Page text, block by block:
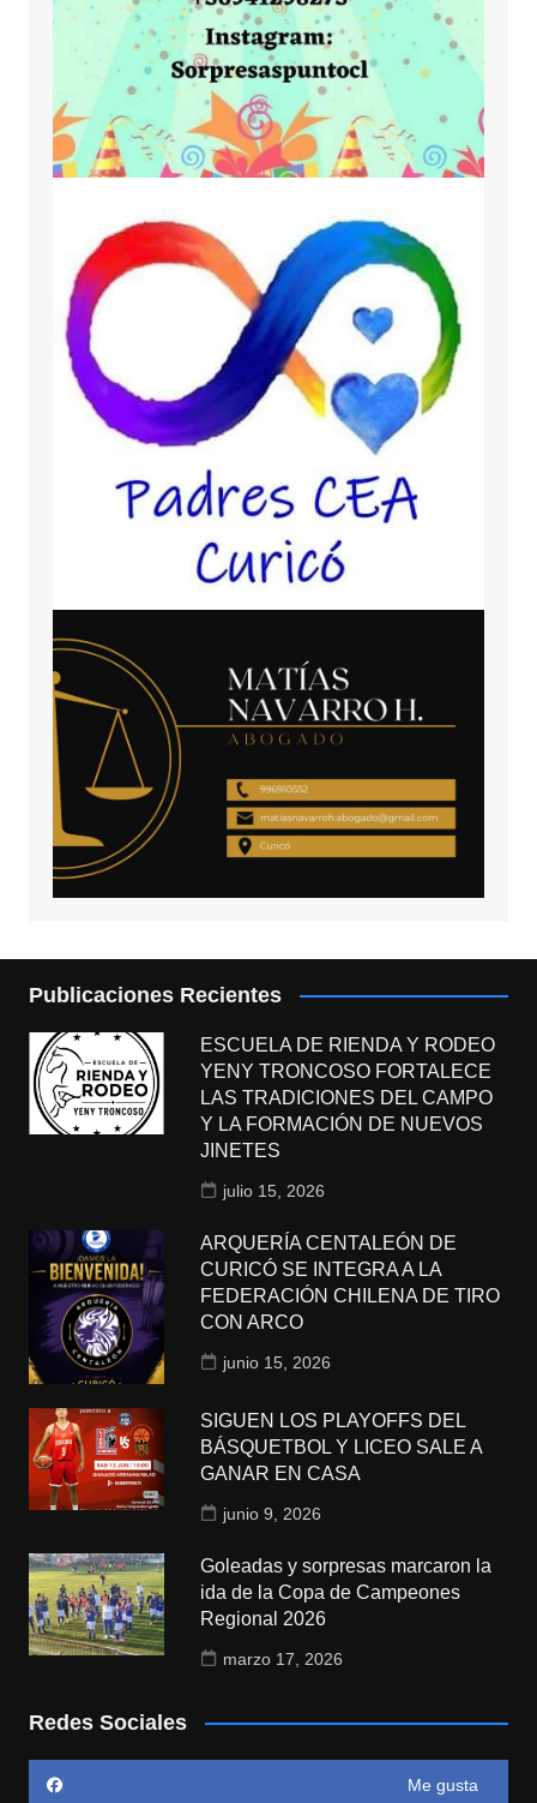
Publicaciones Recientes
ESCUELA DE RIENDA Y RODEO
YENY TRONCOSO FORTALECE
LAS TRADICIONES DEL CAMPO
Y LA FORMACIÓN DE NUEVOS
JINETES
julio 15, 2026
ARQUERÍA CENTALEÓN DE
CURICÓ SE INTEGRA A LA
FEDERACIÓN CHILENA DE TIRO
CON ARCO
junio 15, 2026
SIGUEN LOS PLAYOFFS DEL
BÁSQUETBOL Y LICEO SALE A
GANAR EN CASA
junio 9, 2026
Goleadas y sorpresas marcaron la
ida de la Copa de Campeones
Regional 2026
marzo 17, 2026
Redes Sociales
Me gusta